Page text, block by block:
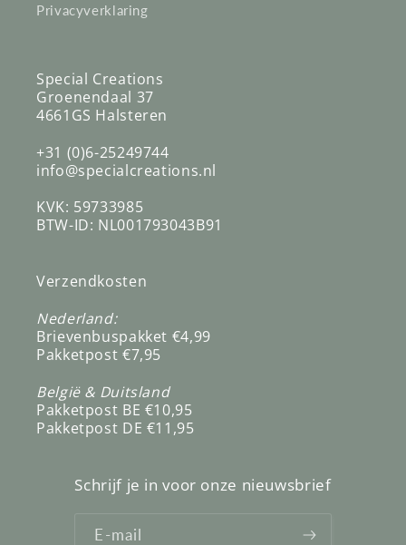
Privacyverklaring
Special Creations
Groenendaal 37
4661GS Halsteren
+31 (0)6-25249744
info@specialcreations.nl
KVK: 59733985
BTW-ID: NL001793043B91
Verzendkosten
Nederland:
Brievenbuspakket €4,99
Pakketpost €7,95
België & Duitsland
Pakketpost BE €10,95
Pakketpost DE €11,95
Schrijf je in voor onze nieuwsbrief
E‑mail